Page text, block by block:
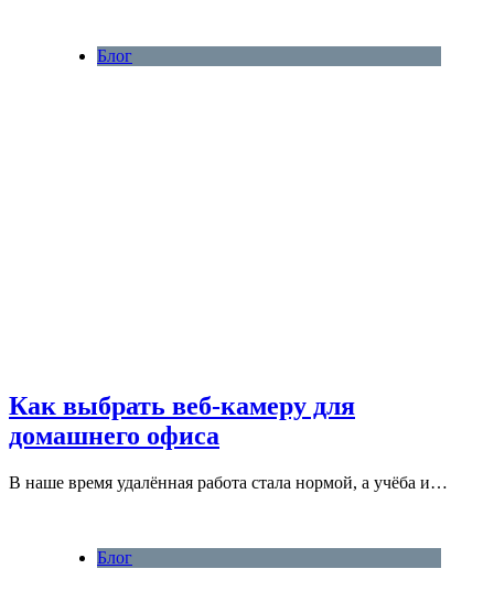
Блог
Как выбрать веб-камеру для
домашнего офиса
В наше время удалённая работа стала нормой, а учёба и…
Блог